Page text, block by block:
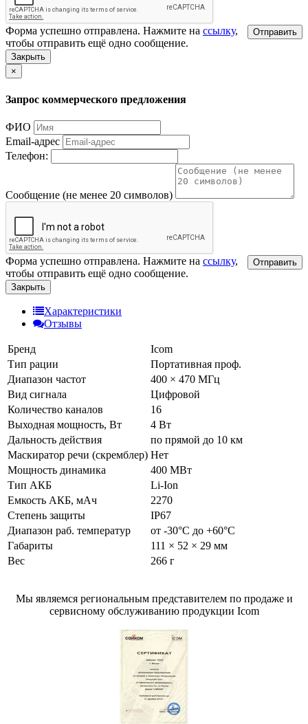
Отправить
Форма успешно отправлена. Нажмите на ссылку,
чтобы отправить ещё одно сообщение.
Закрыть
×
Запрос коммерческого предложения
ФИО
Email-адрес
Телефон:
Сообщение (не менее 20 символов)
Отправить
Форма успешно отправлена. Нажмите на ссылку,
чтобы отправить ещё одно сообщение.
Закрыть
Характеристики
Отзывы
Бренд
Icom
Тип рации
Портативная проф.
Диапазон частот
400 × 470 МГц
Вид сигнала
Цифровой
Количество каналов
16
Выходная мощность, Вт
4 Вт
Дальность действия
по прямой до 10 км
Маскиратор речи (скремблер) Нет
Мощность динамика
400 МВт
Тип АКБ
Li-Ion
Емкость АКБ, мАч
2270
Степень защиты
IP67
Диапазон раб. температур
от -30°С до +60°С
Габариты
111 × 52 × 29 мм
Вес
266 г
Мы являемся региональным представителем по продаже и
сервисному обслуживанию продукции Icom